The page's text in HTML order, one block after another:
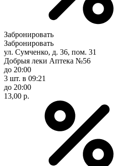
Забронировать
Забронировать
ул. Сумченко, д. 36, пом. 31
Добрыя леки Аптека №56
до 20:00
3 шт. в 09:21
до 20:00
13,00 р.